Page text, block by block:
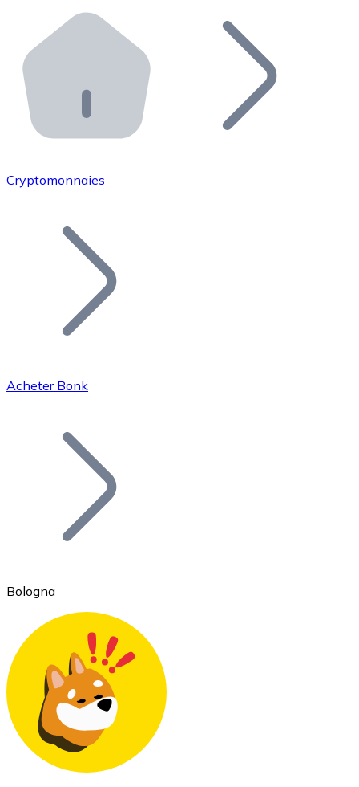
Distributeurs automatiques Bitnovo
Intégrez un ATM Bitnovo dans votre entreprise et
API Bitnovo
Intégrez notre API dans votre écosystème.
Rejoignez notre réseau de distributeurs et
Ajoutez le token de votre projet à notre service
Bitcoin
Ethereum
ETH
Cryptomonnaies
Acheter Bonk
Bologna